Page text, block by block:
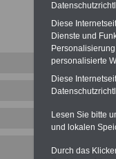
dem
wird (im
Diese
Dienste und
personalisierte
Diese
Lesen Sie bitte
und lokalen
Durch das